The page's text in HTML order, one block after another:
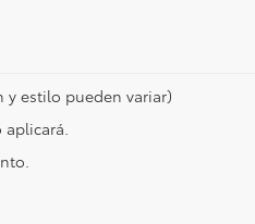
y estilo pueden variar)
aplicará.